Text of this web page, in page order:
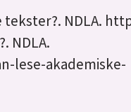
NDLA.
NDLA.
lese-akademiske-